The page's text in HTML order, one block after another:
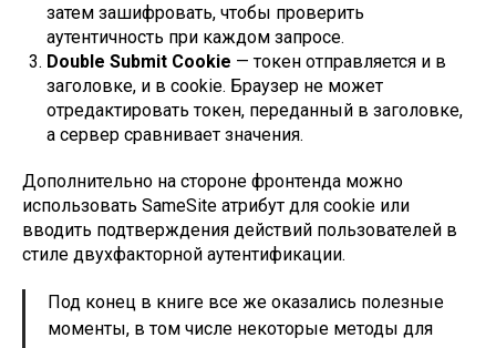
затем зашифровать, чтобы проверить
аутентичность при каждом запросе.
Double Submit Cookie — токен отправляется и в
заголовке, и в cookie. Браузер не может
отредактировать токен, переданный в заголовке,
а сервер сравнивает значения.
Дополнительно на стороне фронтенда можно
использовать SameSite атрибут для cookie или
вводить подтверждения действий пользователей в
стиле двухфакторной аутентификации.
Под конец в книге все же оказались полезные
моменты, в том числе некоторые методы для